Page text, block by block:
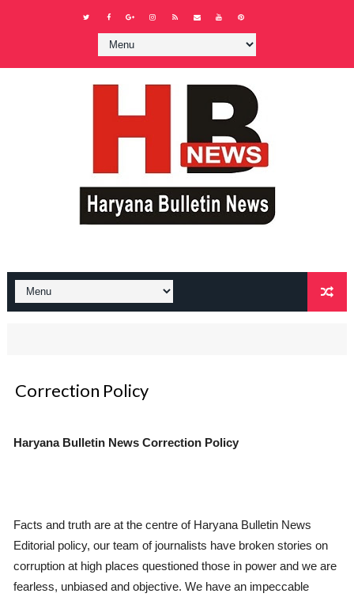
Correction Policy
Haryana Bulletin News Correction Policy
Facts and truth are at the centre of Haryana Bulletin News
Editorial policy, our team of journalists have broken stories on
corruption at high places questioned those in power and we are
fearless, unbiased and objective. We have an impeccable